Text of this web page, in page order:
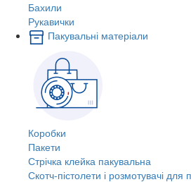
Бахили
Рукавички
Пакувальні матеріали
Коробки
Пакети
Стрічка клейка пакувальна
Скотч-пістолети і розмотувачі для